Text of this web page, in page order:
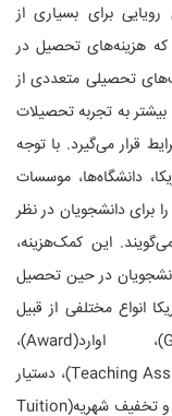
برای بسیاری از
هزینه‌های تحصیل در
تحصیلی متعددی از
به تجربه تحصیلات
قرار می‌گیرد. با توجه
دانشگاه‌ها، موسسات
برای دانشجویان در نظر
این کمک‌هزینه،
در حین تحصیل
انواع مختلفی از قبیل
اسکالرشیپ(Scholarship)، گرنت(Grant)، اوارد(Award)،
فلوشیپ(Fellowship)، دستیار آموزشی(Teaching Assistant)، دستیار
پژوهشی(Research Assistant)، وام(Loan) و تخفیف شهریه(Tuition